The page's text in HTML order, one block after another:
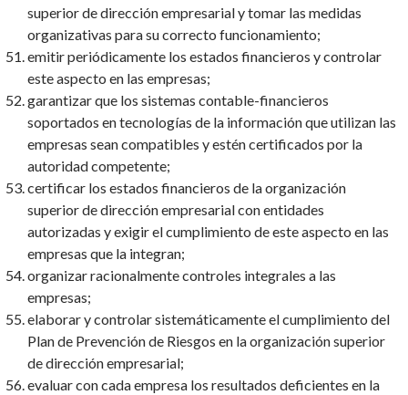
superior de dirección empresarial y tomar las medidas
organizativas para su correcto funcionamiento;
emitir periódicamente los estados financieros y controlar
este aspecto en las empresas;
garantizar que los sistemas contable-financieros
soportados en tecnologías de la información que utilizan las
empresas sean compatibles y estén certificados por la
autoridad competente;
certificar los estados financieros de la organización
superior de dirección empresarial con entidades
autorizadas y exigir el cumplimiento de este aspecto en las
empresas que la integran;
organizar racionalmente controles integrales a las
empresas;
elaborar y controlar sistemáticamente el cumplimiento del
Plan de Prevención de Riesgos en la organización superior
de dirección empresarial;
evaluar con cada empresa los resultados deficientes en la